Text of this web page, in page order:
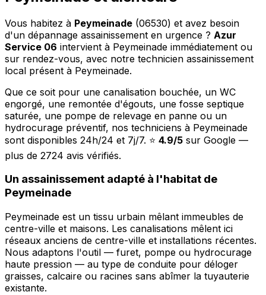
Vous habitez à Peymeinade (06530) et avez besoin
d'un dépannage assainissement en urgence ? Azur
Service 06 intervient à Peymeinade immédiatement ou
sur rendez-vous, avec notre technicien assainissement
local présent à Peymeinade.
Que ce soit pour une canalisation bouchée, un WC
engorgé, une remontée d'égouts, une fosse septique
saturée, une pompe de relevage en panne ou un
hydrocurage préventif, nos techniciens à Peymeinade
sont disponibles 24h/24 et 7j/7. ⭐ 4.9/5 sur Google —
plus de 2724 avis vérifiés.
Un assainissement adapté à l'habitat de
Peymeinade
Peymeinade est un tissu urbain mêlant immeubles de
centre-ville et maisons. Les canalisations mêlent ici
réseaux anciens de centre-ville et installations récentes.
Nous adaptons l'outil — furet, pompe ou hydrocurage
haute pression — au type de conduite pour déloger
graisses, calcaire ou racines sans abîmer la tuyauterie
existante.